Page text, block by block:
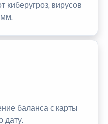
киберугроз, вирусов
баланса с карты
дату.